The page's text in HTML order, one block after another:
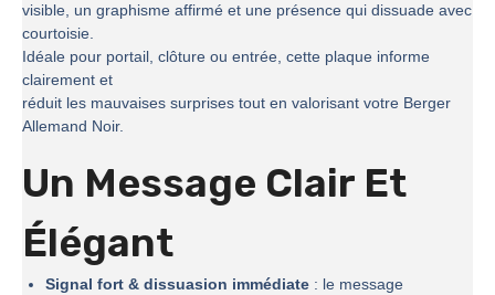
visible, un graphisme affirmé et une présence qui dissuade avec
courtoisie.
Idéale pour portail, clôture ou entrée, cette plaque informe
clairement et
réduit les mauvaises surprises tout en valorisant votre Berger
Allemand Noir.
Un Message Clair Et
Élégant
Signal fort & dissuasion immédiate : le message